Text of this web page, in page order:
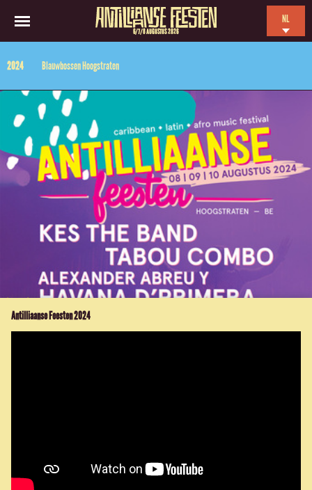
6/7/8 AUGUSTUS 2026
NL
2024 Blauwbossen Hoogstraten
Antilliaanse Feesten 2024